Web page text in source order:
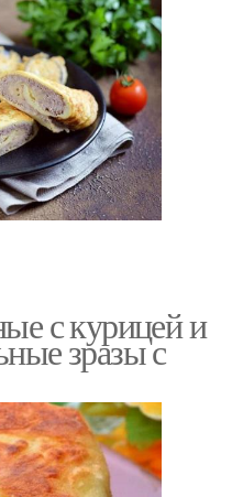
с курицей и
зразы с